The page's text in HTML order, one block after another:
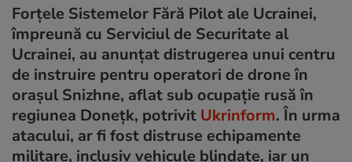
Forțele Sistemelor Fără Pilot ale Ucrainei,
împreună cu Serviciul de Securitate al
Ucrainei, au anunțat distrugerea unui centru
de instruire pentru operatori de drone în
orașul Snizhne, aflat sub ocupație rusă în
regiunea Donețk, potrivit Ukrinform. În urma
atacului, ar fi fost distruse echipamente
militare, inclusiv vehicule blindate, iar un